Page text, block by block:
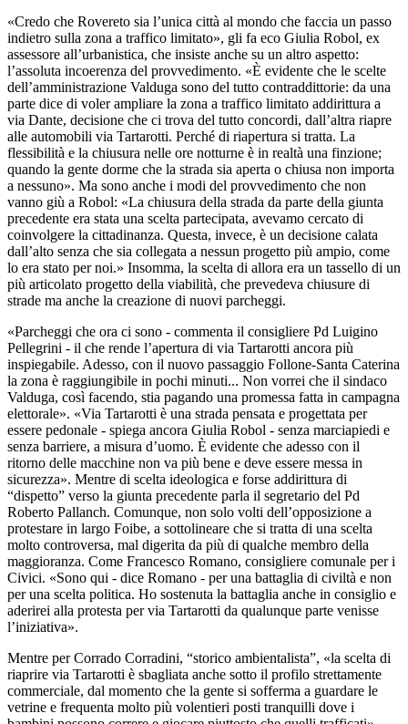
«Credo che Rovereto sia l’unica città al mondo che faccia un passo
indietro sulla zona a traffico limitato», gli fa eco Giulia Robol, ex
assessore all’urbanistica, che insiste anche su un altro aspetto:
l’assoluta incoerenza del provvedimento. «È evidente che le scelte
dell’amministrazione Valduga sono del tutto contraddittorie: da una
parte dice di voler ampliare la zona a traffico limitato addirittura a
via Dante, decisione che ci trova del tutto concordi, dall’altra riapre
alle automobili via Tartarotti. Perché di riapertura si tratta. La
flessibilità e la chiusura nelle ore notturne è in realtà una finzione;
quando la gente dorme che la strada sia aperta o chiusa non importa
a nessuno». Ma sono anche i modi del provvedimento che non
vanno giù a Robol: «La chiusura della strada da parte della giunta
precedente era stata una scelta partecipata, avevamo cercato di
coinvolgere la cittadinanza. Questa, invece, è un decisione calata
dall’alto senza che sia collegata a nessun progetto più ampio, come
lo era stato per noi.» Insomma, la scelta di allora era un tassello di un
più articolato progetto della viabilità, che prevedeva chiusure di
strade ma anche la creazione di nuovi parcheggi.
«Parcheggi che ora ci sono - commenta il consigliere Pd Luigino
Pellegrini - il che rende l’apertura di via Tartarotti ancora più
inspiegabile. Adesso, con il nuovo passaggio Follone-Santa Caterina
la zona è raggiungibile in pochi minuti... Non vorrei che il sindaco
Valduga, così facendo, stia pagando una promessa fatta in campagna
elettorale». «Via Tartarotti è una strada pensata e progettata per
essere pedonale - spiega ancora Giulia Robol - senza marciapiedi e
senza barriere, a misura d’uomo. È evidente che adesso con il
ritorno delle macchine non va più bene e deve essere messa in
sicurezza». Mentre di scelta ideologica e forse addirittura di
“dispetto” verso la giunta precedente parla il segretario del Pd
Roberto Pallanch. Comunque, non solo volti dell’opposizione a
protestare in largo Foibe, a sottolineare che si tratta di una scelta
molto controversa, mal digerita da più di qualche membro della
maggioranza. Come Francesco Romano, consigliere comunale per i
Civici. «Sono qui - dice Romano - per una battaglia di civiltà e non
per una scelta politica. Ho sostenuta la battaglia anche in consiglio e
aderirei alla protesta per via Tartarotti da qualunque parte venisse
l’iniziativa».
Mentre per Corrado Corradini, “storico ambientalista”, «la scelta di
riaprire via Tartarotti è sbagliata anche sotto il profilo strettamente
commerciale, dal momento che la gente si sofferma a guardare le
vetrine e frequenta molto più volentieri posti tranquilli dove i